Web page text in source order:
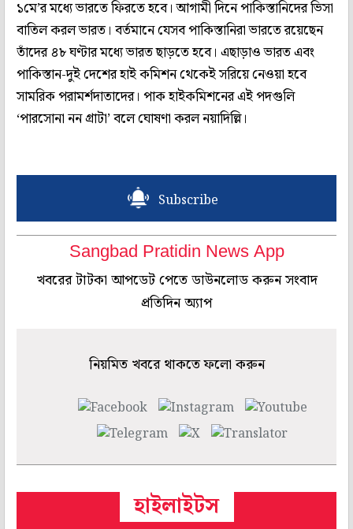
১মে’র মধ্যে ভারতে ফিরতে হবে। আগামী দিনে পাকিস্তানিদের ভিসা
বাতিল করল ভারত। বর্তমানে যেসব পাকিস্তানিরা ভারতে রয়েছেন
তাঁদের ৪৮ ঘণ্টার মধ্যে ভার‍ত ছাড়তে হবে। এছাড়াও ভারত এবং
পাকিস্তান-দুই দেশের হাই কমিশন থেকেই সরিয়ে নেওয়া হবে
সামরিক পরামর্শদাতাদের। পাক হাইকমিশনের এই পদগুলি
‘পারসোনা নন গ্রাটা’ বলে ঘোষণা করল নয়াদিল্লি।
Subscribe
Sangbad Pratidin News App
খবরের টাটকা আপডেট পেতে ডাউনলোড করুন সংবাদ
প্রতিদিন অ্যাপ
নিয়মিত খবরে থাকতে ফলো করুন
হাইলাইটস